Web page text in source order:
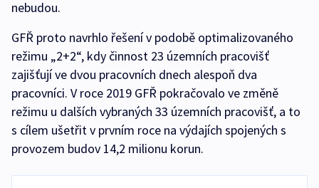
nebudou.
GFŘ proto navrhlo řešení v podobě optimalizovaného
režimu „2+2“, kdy činnost 23 územních pracovišť
zajišťují ve dvou pracovních dnech alespoň dva
pracovníci. V roce 2019 GFŘ pokračovalo ve změně
režimu u dalších vybraných 33 územních pracovišť, a to
s cílem ušetřit v prvním roce na výdajích spojených s
provozem budov 14,2 milionu korun.